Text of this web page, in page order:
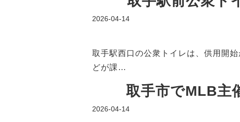
2026-04-14
取手駅西口の公衆トイレは、供用開
どが課…
取手市でMLB主
2026-04-14